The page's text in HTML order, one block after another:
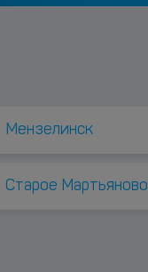
Мензелинск
Старое Мартьяново